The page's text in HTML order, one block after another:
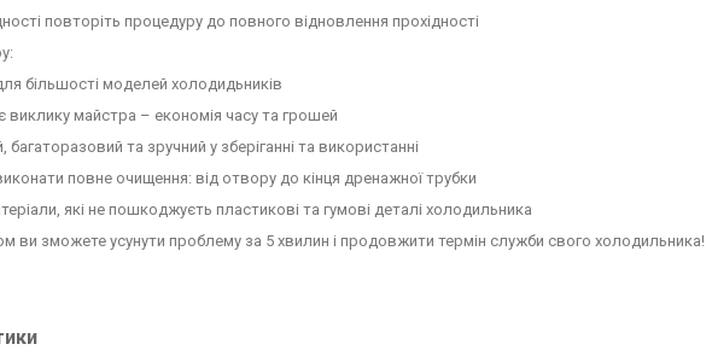
повторіть процедуру до повного відновлення прохідності
більшості моделей холодидьників
майстра – економія часу та грошей
та зручний у зберіганні та використанні
повне очищення: від отвору до кінця дренажної трубки
які не пошкоджуєть пластикові та гумові деталі холодильника
ви зможете усунути проблему за 5 хвилин і продовжити термін служби свого холодильника!